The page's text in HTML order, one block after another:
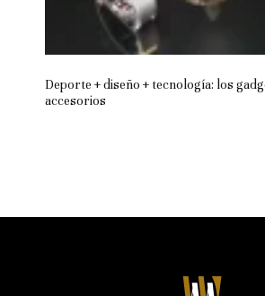
Deporte + diseño + tecnología: los
accesorios